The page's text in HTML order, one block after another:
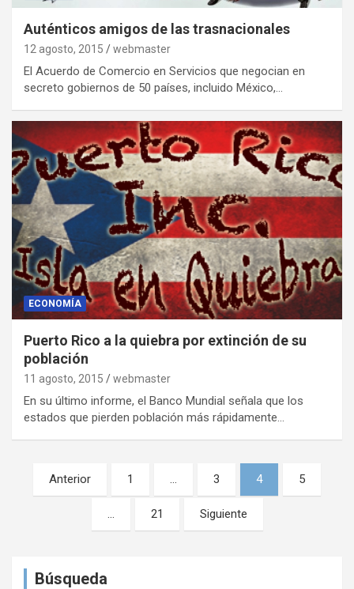
Auténticos amigos de las trasnacionales
12 agosto, 2015 webmaster
El Acuerdo de Comercio en Servicios que negocian en
secreto gobiernos de 50 países, incluido México,…
ECONOMÍA
Puerto Rico a la quiebra por extinción de su
población
11 agosto, 2015 webmaster
En su último informe, el Banco Mundial señala que los
estados que pierden población más rápidamente…
Anterior 1 … 3 4 5
… 21 Siguiente
Búsqueda